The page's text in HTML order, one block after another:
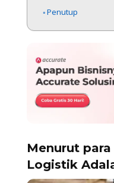
Penutup
Menurut
Logistik